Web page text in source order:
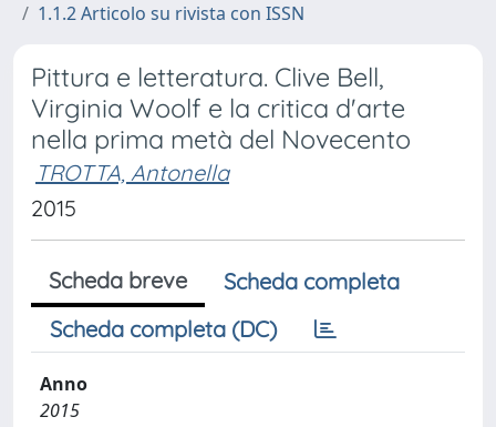
1.1.2 Articolo su rivista con ISSN
Pittura e letteratura. Clive Bell,
Virginia Woolf e la critica d'arte
nella prima metà del Novecento
TROTTA, Antonella
2015
Scheda breve
Scheda completa
Scheda completa (DC)
Anno
2015